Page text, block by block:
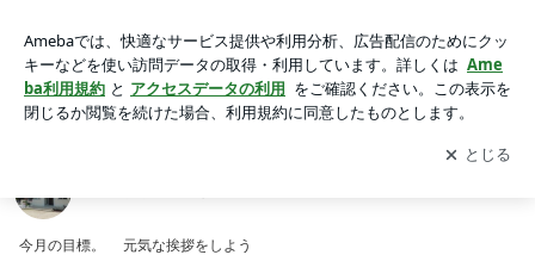
アプリをダウンロードして ブログの更新通知
を受け取りまし
ょう。
開く
今月の目標。 元気な挨拶をしよう